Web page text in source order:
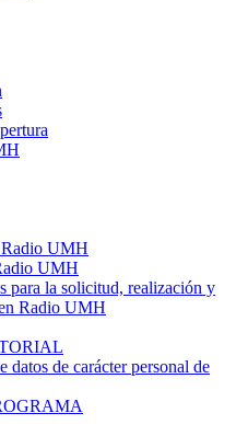
Radio UMH
UMH
para la solicitud, realización y
Radio UMH
datos de carácter personal de